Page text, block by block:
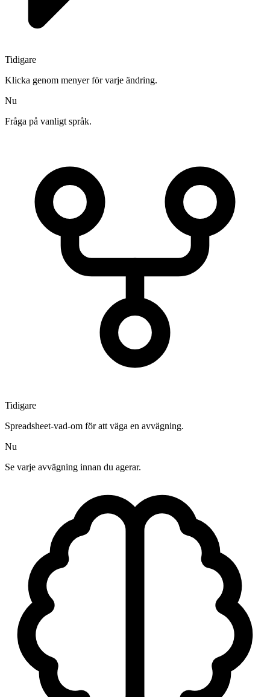
Tidigare
Klicka genom menyer för varje ändring.
Nu
Fråga på vanligt språk.
Tidigare
Spreadsheet-vad-om för att väga en avvägning.
Nu
Se varje avvägning innan du agerar.